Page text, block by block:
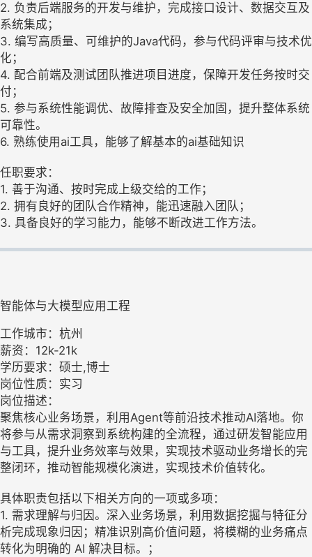
2. 负责后端服务的开发与维护，完成接口设计、数据交互及
系统集成；
3. 编写高质量、可维护的Java代码，参与代码评审与技术优
化；
4. 配合前端及测试团队推进项目进度，保障开发任务按时交
付；
5. 参与系统性能调优、故障排查及安全加固，提升整体系统
可靠性。
6. 熟练使用ai工具，能够了解基本的ai基础知识
任职要求：
1. 善于沟通、按时完成上级交给的工作；
2. 拥有良好的团队合作精神，能迅速融入团队；
3. 具备良好的学习能力，能够不断改进工作方法。
智能体与大模型应用工程
工作城市：杭州
薪资：12k-21k
学历要求：硕士,博士
岗位性质：实习
岗位描述：
聚焦核心业务场景，利用Agent等前沿技术推动AI落地。你
将参与从需求洞察到系统构建的全流程，通过研发智能应用
与工具，提升业务效率与效果，实现技术驱动业务增长的完
整闭环，推动智能规模化演进，实现技术价值转化。
具体职责包括以下相关方向的一项或多项：
1. 需求理解与归因。深入业务场景，利用数据挖掘与特征分
析完成现象归因；精准识别高价值问题，将模糊的业务痛点
转化为明确的 AI 解决目标。；